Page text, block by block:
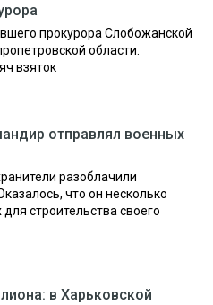
прокурора Слобожанской
области.
взяток
отправлял военных
разоблачили
что он несколько
строительства своего
в Харьковской